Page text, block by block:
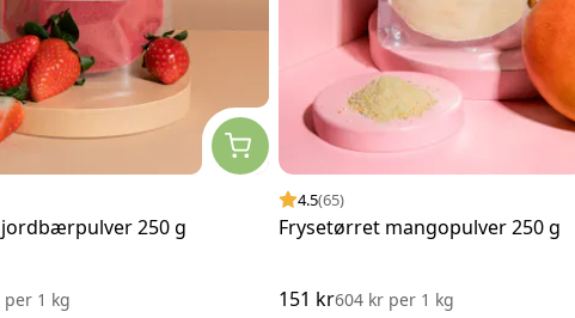
250 g
per 1 kg
4.5(65)
Frysetørret mangopulver 250 g
151 kr604 kr per1 kg